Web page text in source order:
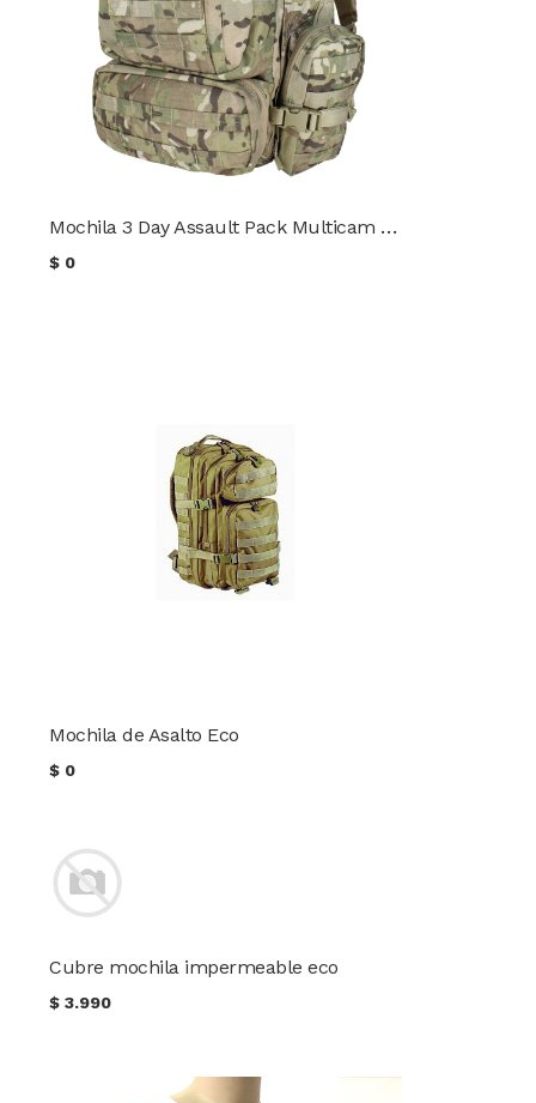
Mochila 3 Day Assault Pack Multicam CONDOR 55 LTRS
$ 0
Mochila de Asalto Eco
$ 0
Cubre mochila impermeable eco
$3.990